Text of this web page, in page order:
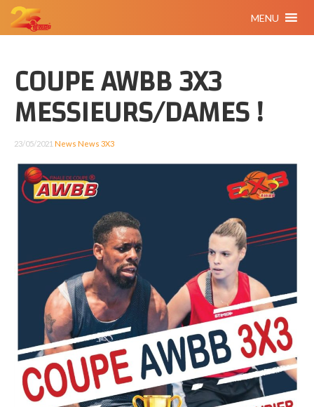
MENU
COUPE AWBB 3X3
MESSIEURS/DAMES !
23/05/2021 News News 3X3